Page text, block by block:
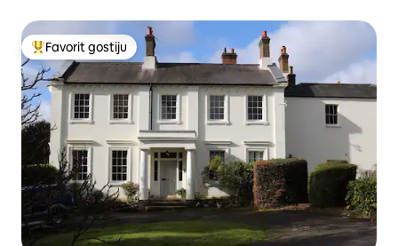
Glavni favorit gostiju
Favorit gostiju